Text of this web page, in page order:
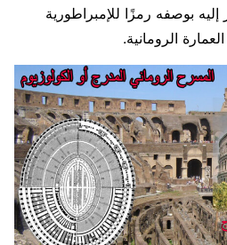
إليه بوصفه رمزًا للإمبراطورية
الرومانية.